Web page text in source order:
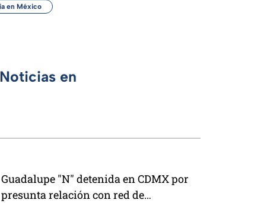
en México
en
Guadalupe "N" detenida en CDMX por
presunta relación con red de